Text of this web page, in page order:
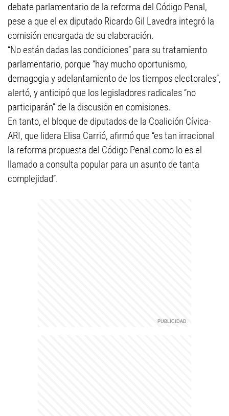
debate parlamentario de la reforma del Código Penal,
pese a que el ex diputado Ricardo Gil Lavedra integró la
comisión encargada de su elaboración.
“No están dadas las condiciones” para su tratamiento
parlamentario, porque “hay mucho oportunismo,
demagogia y adelantamiento de los tiempos electorales”,
alertó, y anticipó que los legisladores radicales “no
participarán” de la discusión en comisiones.
En tanto, el bloque de diputados de la Coalición Cívica-
ARI, que lidera Elisa Carrió, afirmó que “es tan irracional
la reforma propuesta del Código Penal como lo es el
llamado a consulta popular para un asunto de tanta
complejidad”.